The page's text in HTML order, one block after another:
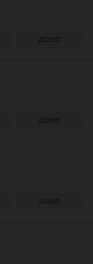
2022年
2020年
2024年